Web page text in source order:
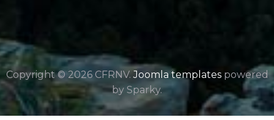
Copyright © 2026 CFRNV.Joomla templatespowered
by Sparky.